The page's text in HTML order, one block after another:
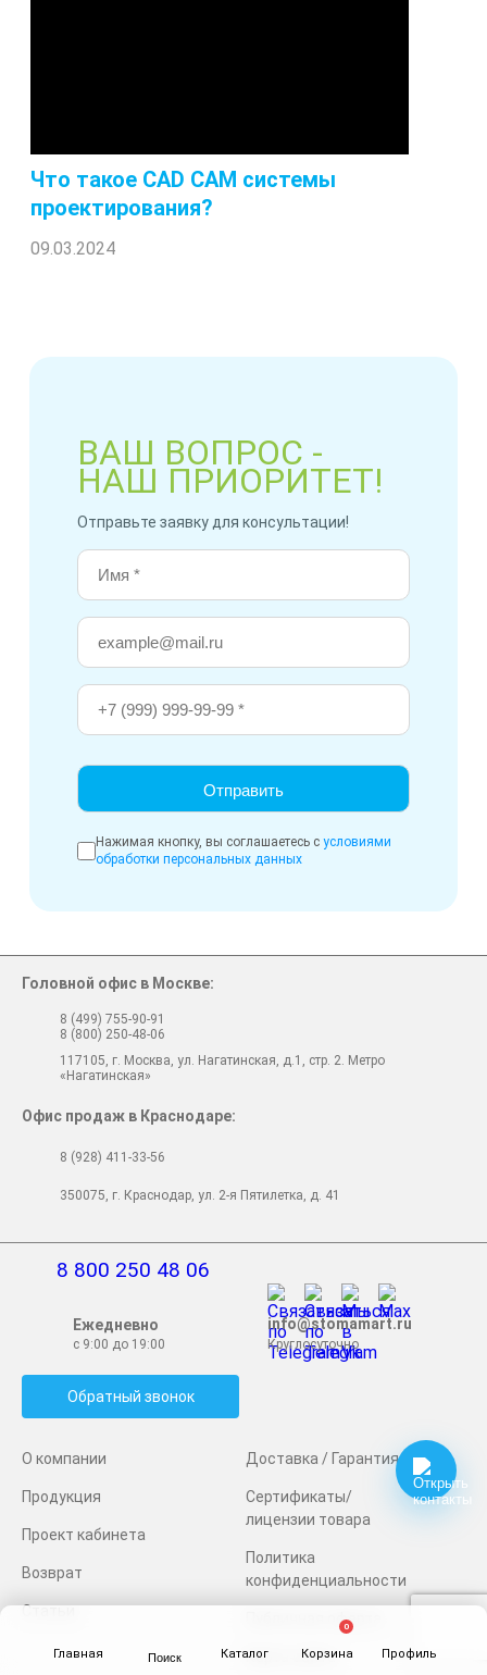
Главная Поиск Каталог Корзина
0
Профиль
Что такое CAD CAM системы
проектирования?
09.03.2024
ВАШ ВОПРОС -
НАШ ПРИОРИТЕТ!
Отправьте заявку для консультации!
Нажимая кнопку, вы соглашаетесь сусловиями
обработки персональных данных
О компании
Продукция
Проект кабинета
Возврат
Статьи
Доставка / Гарантия
Сертификаты/
лицензии товара
Политика
конфиденциальности
Публичная оферта
Карта сайта
8 800 250 48 06
Ежедневно
с 9:00 до 19:00
info@stomamart.ru
Круглосуточно
Обратный звонок
Головной офис в Москве:
8 (499) 755-90-91
8 (800) 250-48-06
117105, г. Москва, ул. Нагатинская, д.1, стр. 2. Метро
«Нагатинская»
Офис продаж в Краснодаре:
8 (928) 411-33-56
350075, г. Краснодар, ул. 2-я Пятилетка, д. 41